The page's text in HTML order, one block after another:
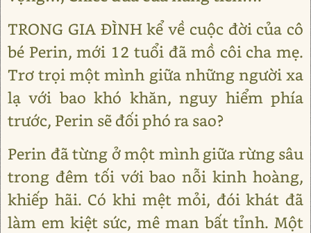
TRONG GIA ĐÌNH kể về cuộc đời của cô
bé Perin, mới 12 tuổi đã mồ côi cha mẹ.
Trơ trọi một mình giữa những người xa
lạ với bao khó khăn, nguy hiểm phía
trước, Perin sẽ đối phó ra sao?
Perin đã từng ở một mình giữa rừng sâu
trong đêm tối với bao nỗi kinh hoàng,
khiếp hãi. Có khi mệt mỏi, đói khát đã
làm em kiệt sức, mê man bất tỉnh. Một